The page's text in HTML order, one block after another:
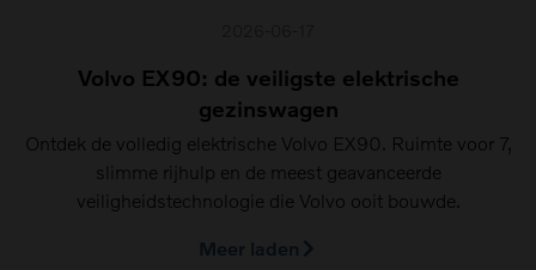
Volvo EX90: de veiligste elektrische
gezinswagen
Ontdek de volledig elektrische Volvo EX90. Ruimte voor 7,
slimme rijhulp en de meest geavanceerde
veiligheidstechnologie die Volvo ooit bouwde.
Meer laden